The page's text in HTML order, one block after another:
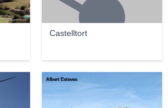
Castelltort
Albert Esteves